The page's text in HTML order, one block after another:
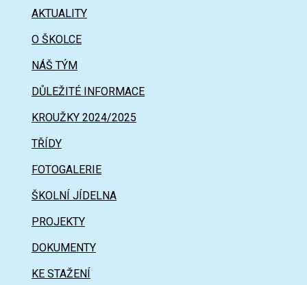
AKTUALITY
O ŠKOLCE
NÁŠ TÝM
DŮLEŽITÉ INFORMACE
KROUŽKY 2024/2025
TŘÍDY
FOTOGALERIE
ŠKOLNÍ JÍDELNA
PROJEKTY
DOKUMENTY
KE STAŽENÍ